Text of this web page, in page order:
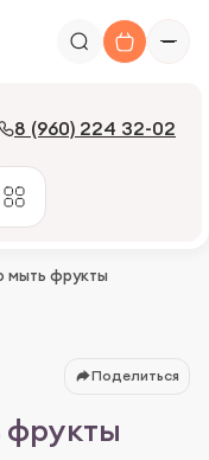
8 (960) 224 32-02
мыть фрукты
Поделиться